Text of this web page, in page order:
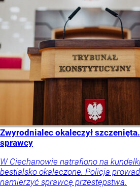
Zwyrodnialec okaleczył
sprawcy
W Ciechanowie natrafiono na
bestialsko okaleczone. Policja
namierzyć sprawcę przestępstwa.